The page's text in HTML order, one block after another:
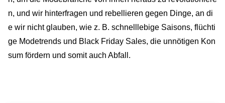
n, und wir hinterfragen und rebellieren gegen Dinge, an di
e wir nicht glauben, wie z. B. schnelllebige Saisons, flüchti
ge Modetrends und Black Friday Sales, die unnötigen Kon
sum fördern und somit auch Abfall.